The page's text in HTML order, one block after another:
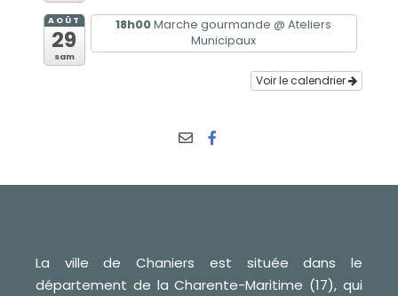
AOÛT
29
sam
18h00Marche gourmande @ Ateliers
Municipaux
Voir le calendrier
La ville de Chaniers est située dans le
département de la Charente-Maritime (17), qui